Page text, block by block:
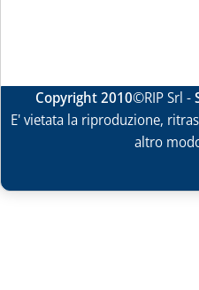
Copyright 2010©RIP Srl -
E' vietata la riproduzione,
altro